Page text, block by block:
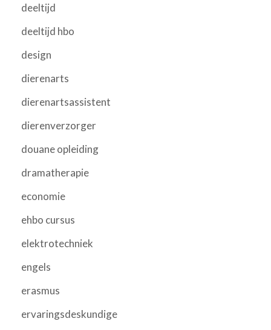
deeltijd
deeltijd hbo
design
dierenarts
dierenartsassistent
dierenverzorger
douane opleiding
dramatherapie
economie
ehbo cursus
elektrotechniek
engels
erasmus
ervaringsdeskundige